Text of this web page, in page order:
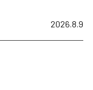
2026.8.9